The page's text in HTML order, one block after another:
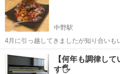
勤/在学の協力メンバーを募集し...
中野駅
4月に引っ越してきましたが知り合いも
寺周辺で、誰かご飯を食べに行きませ
なかった( ･̆⤙･̆ )とか、行きたい店とか
東京 中野区 中野駅 その他
【何年も調律し
す🖐️